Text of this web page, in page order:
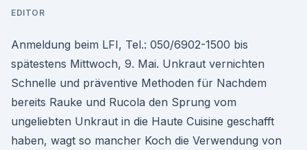
EDITOR
Anmeldung beim LFI, Tel.: 050/6902-1500 bis
spätestens Mittwoch, 9. Mai. Unkraut vernichten
Schnelle und präventive Methoden für Nachdem
bereits Rauke und Rucola den Sprung vom
ungeliebten Unkraut in die Haute Cuisine geschafft
haben, wagt so mancher Koch die Verwendung von